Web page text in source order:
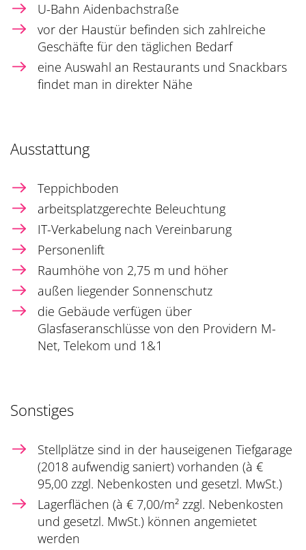
U-Bahn Aidenbachstraße
vor der Haustür befinden sich zahlreiche
Geschäfte für den täglichen Bedarf
eine Auswahl an Restaurants und Snackbars
findet man in direkter Nähe
Ausstattung
Teppichboden
arbeitsplatzgerechte Beleuchtung
IT-Verkabelung nach Vereinbarung
Personenlift
Raumhöhe von 2,75 m und höher
außen liegender Sonnenschutz
die Gebäude verfügen über
Glasfaseranschlüsse von den Providern M-
Net, Telekom und 1&1
Sonstiges
Stellplätze sind in der hauseigenen Tiefgarage
(2018 aufwendig saniert) vorhanden (à €
95,00 zzgl. Nebenkosten und gesetzl. MwSt.)
Lagerflächen (à € 7,00/m² zzgl. Nebenkosten
und gesetzl. MwSt.) können angemietet
werden